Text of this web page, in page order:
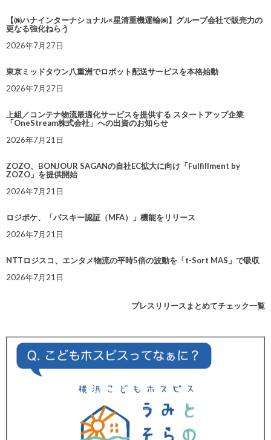
【㈱ハナインターナショナル×星清重機運輸㈱】グループ会社で販売力の
更なる強化ねらう
2026年7月27日
東京ミッドタウン八重洲でロボット配送サービスを本格始動
2026年7月27日
上組／コンテナ物流最適化サービスを提供する スタートアップ企業
「OneStream株式会社」への出資のお知らせ
2026年7月21日
ZOZO、BONJOUR SAGANの自社EC拡大に向け「Fulfillment by
ZOZO」を提供開始
2026年7月21日
ロジポケ、「パスキー認証（MFA）」機能をリリース
2026年7月21日
NTTロジスコ、エンタメ物流の平時5倍の波動を「t-Sort MAS」で吸収
2026年7月21日
プレスリリースまとめてチェック一覧